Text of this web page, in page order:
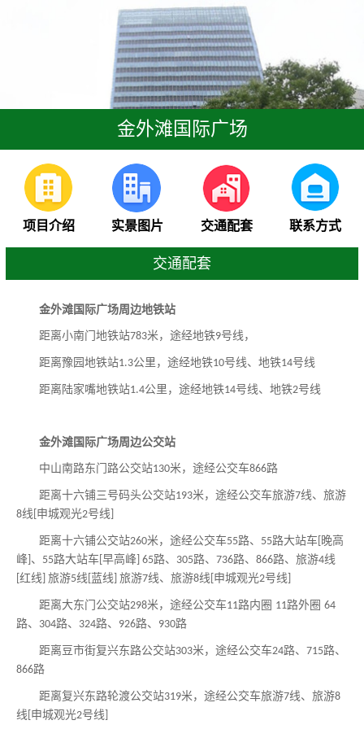
金外滩国际广场
项目介绍 实景图片 交通配套 联系方式
交通配套
金外滩国际广场周边地铁站
距离小南门地铁站783米，途经地铁9号线，
距离豫园地铁站1.3公里，途经地铁10号线、地铁14号线
距离陆家嘴地铁站1.4公里，途经地铁14号线、地铁2号线
金外滩国际广场周边公交站
中山南路东门路公交站130米，途经公交车866路
距离十六铺三号码头公交站193米，途经公交车旅游7线、旅游
8线 申城观光2号线
距离十六铺公交站260米，途经公交车55路、 55路大站车 晚高
峰 、 55路大站车 早高峰 ] 65路、 305路、 736路、 866路、旅游4线
红线 旅游5线 蓝线 旅游7线、旅游8线 申城观光2号线
距离大东门公交站298米，途经公交车11路内圈 11路外圈 64
路、 304路、 324路、 926路、 930路
距离豆市街复兴东路公交站303米，途经公交车24路、 715路、
866路
距离复兴东路轮渡公交站319米，途经公交车旅游7线、旅游8
线 申城观光2号线